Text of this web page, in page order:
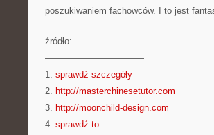
poszukiwaniem fachowców. I to jest
źródło:
———————————
1. sprawdź szczegóły
2. http://masterchinesetutor.com
3. http://moonchild-design.com
4. sprawdź to